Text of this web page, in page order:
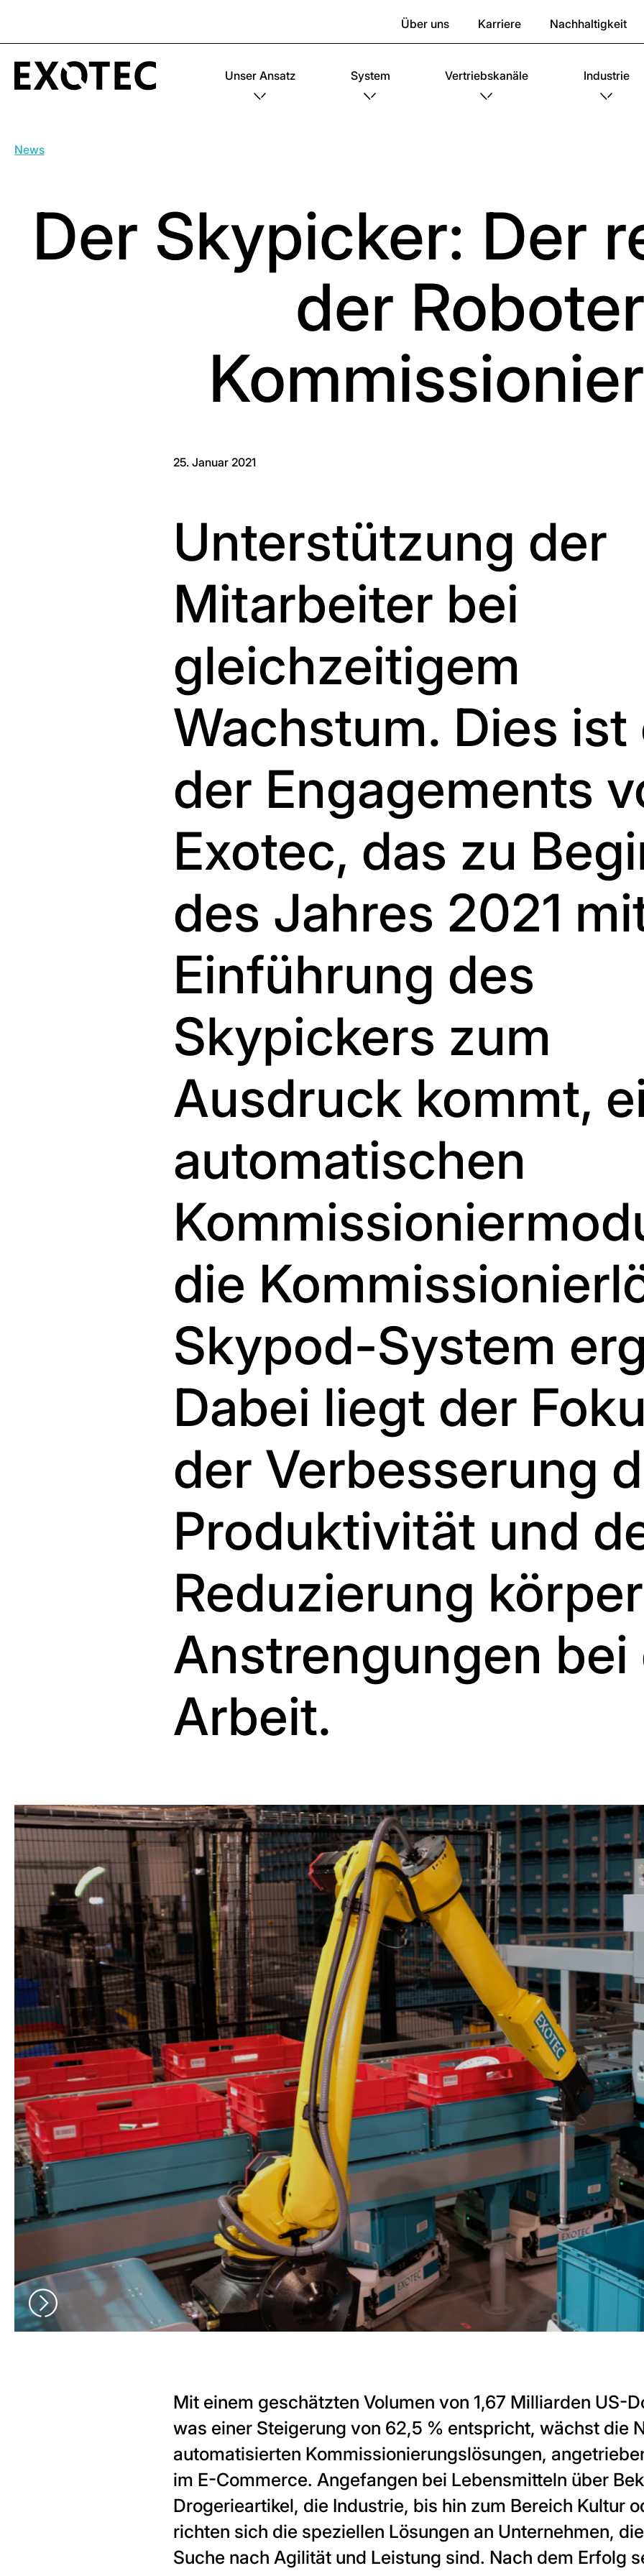
Über uns Karriere Nachhaltigkeit
Unser Ansatz System Vertriebskanäle Industrie
News
Der Skypicker: Der
der
25. Januar 2021
Unterstützung der
Mitarbeiter bei
gleichzeitigem
Wachstum. Dies ist
der Engagements
Exotec, das zu
des Jahres 2021
Einführung des
Skypickers zum
Ausdruck kommt,
automatischen
die
Skypod-System
Dabei liegt der
der Verbesserung
Produktivität und
Reduzierung
Anstrengungen bei
Arbeit.
Mit einem geschätzten Volumen von 1,67 Milliarden US-
was einer Steigerung von 62,5 % entspricht, wächst die
automatisierten Kommissionierungslösungen,
im E-Commerce. Angefangen bei Lebensmitteln über
Drogerieartikel, die Industrie, bis hin zum Bereich Kultur
richten sich die speziellen Lösungen an Unternehmen,
Suche nach Agilität und Leistung sind. Nach dem Erfolg